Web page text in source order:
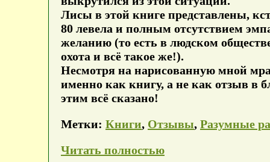
Лисы в этой книге представлены,
80 левела и полным отсутствием
желанию (то есть в людском
охота и всё такое же!).
Несмотря на нарисованную мной
именно как книгу, а не как отзыв в
этим всё сказано!
Метки: Книги, Отзывы, Разумные
Читать полностью